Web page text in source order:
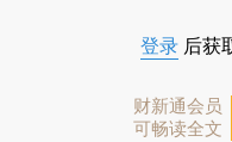
登录 后获
财新通会员
可畅读全文